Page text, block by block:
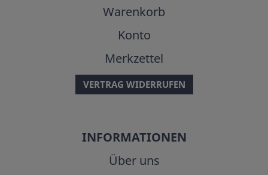
Warenkorb
Konto
Merkzettel
VERTRAG WIDERRUFEN
INFORMATIONEN
Über uns